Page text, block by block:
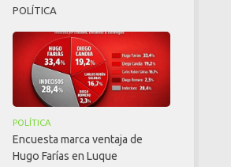
POLÍTICA
POLÍTICA
Encuesta marca ventaja de
Hugo Farías en Luque